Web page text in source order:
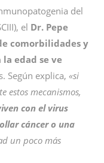
del
el Dr. Pepe
comorbilidades y
edad se ve
Según explica, «si
estos mecanismos,
con el virus
cáncer o una
un poco más